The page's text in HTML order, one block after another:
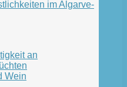
im Algarve-
an
Wein